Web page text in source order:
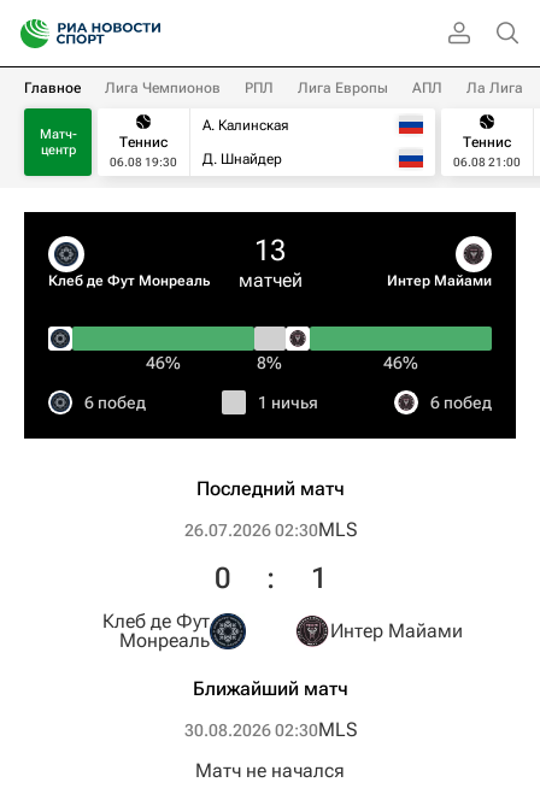
Главное Лига Чемпионов РПЛ Лига Европы АПЛ Ла Лига
Матч-
центр
Теннис
06.08 19:30
А. Калинская
Д. Шнайдер
Теннис
06.08 21:00
Клеб де Фут Монреаль
13
матчей Интер Майами
46% 8% 46%
6 побед 1 ничья 6 побед
Последний матч
26.07.2026 02:30MLS
Клеб де Фут
Монреаль
0 : 1
Интер Майами
Ближайший матч
30.08.2026 02:30MLS
Матч не начался